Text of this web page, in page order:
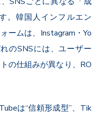
。韓国人インフルエン
ームは、Instagram・Yo
のSNSには、ユーザー
の仕組みが異なり、RO
は“信頼形成型”、Tik